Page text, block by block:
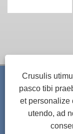
Copyright ©
Aluminium
Crusulis
pasco tibi
et personalize
utendo, ad